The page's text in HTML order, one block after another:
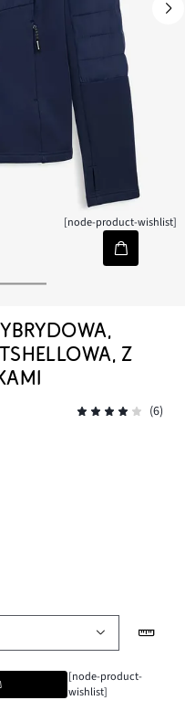
[node-product-wishlist]
Z
(6)
[node-product-
wishlist]